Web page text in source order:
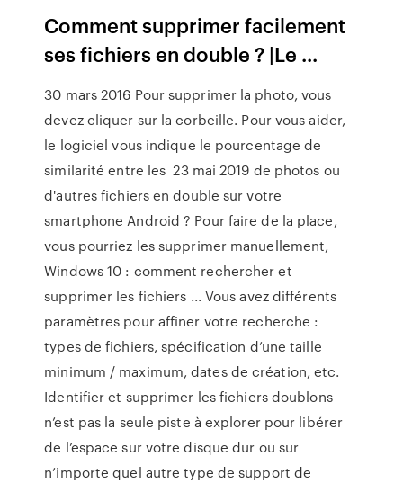
Comment supprimer facilement
ses fichiers en double ? |Le ...
30 mars 2016 Pour supprimer la photo, vous
devez cliquer sur la corbeille. Pour vous aider,
le logiciel vous indique le pourcentage de
similarité entre les 23 mai 2019 de photos ou
d'autres fichiers en double sur votre
smartphone Android ? Pour faire de la place,
vous pourriez les supprimer manuellement,
Windows 10 : comment rechercher et
supprimer les fichiers ... Vous avez différents
paramètres pour affiner votre recherche :
types de fichiers, spécification d’une taille
minimum / maximum, dates de création, etc.
Identifier et supprimer les fichiers doublons
n’est pas la seule piste à explorer pour libérer
de l’espace sur votre disque dur ou sur
n’importe quel autre type de support de